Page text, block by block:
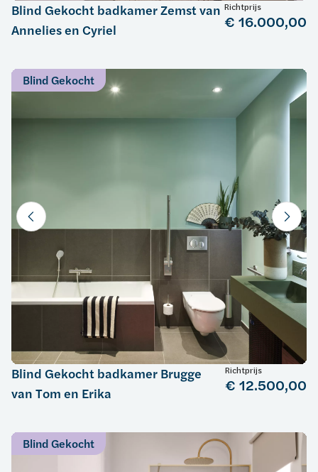
Blind Gekocht badkamer Zemst van
Annelies en Cyriel
Richtprijs
€ 16.000,00
Blind Gekocht
Blind Gekocht badkamer Brugge
van Tom en Erika
Richtprijs
€ 12.500,00
Blind Gekocht